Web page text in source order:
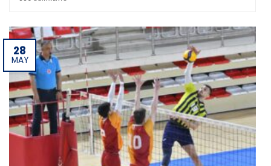
28
MAY